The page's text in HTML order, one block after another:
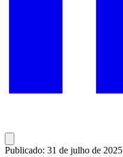
Publicado: 31 de julho de 2025